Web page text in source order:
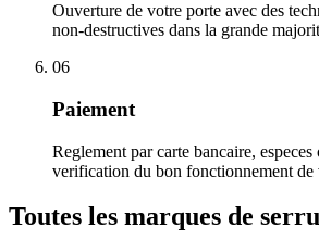
Ouverture de votre porte avec des
non-destructives dans la grande
06
Paiement
Reglement par carte bancaire, especes
verification du bon fonctionnement de
Toutes les marques de